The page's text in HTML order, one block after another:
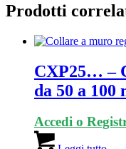
Prodotti
CXP25… –
da 50 a 100
Accedi o